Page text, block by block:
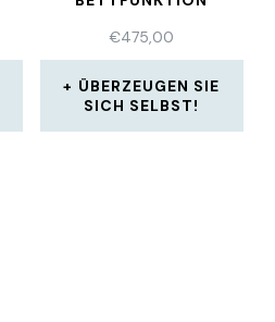
€475,00
ÜBERZEUGEN SIE
SICH SELBST!